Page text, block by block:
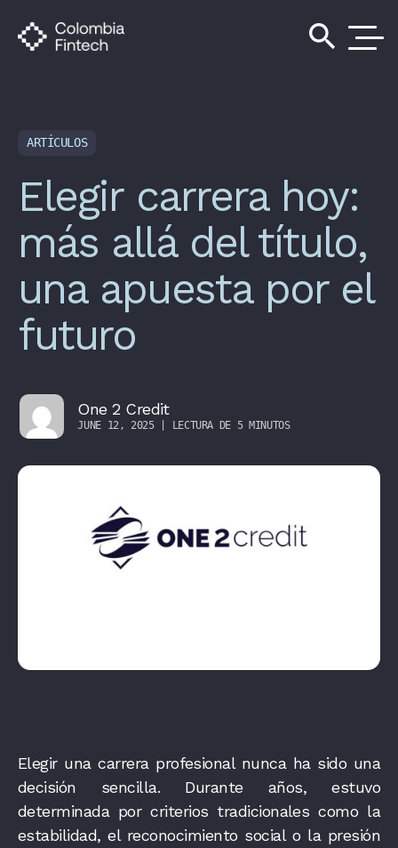
search
ARTÍCULOS
Elegir carrera hoy:
más allá del título,
una apuesta por el
futuro
One 2 Credit
JUNE 12, 2025 | LECTURA DE 5 MINUTOS
Elegir una carrera profesional nunca ha sido una
decisión sencilla. Durante años, estuvo
determinada por criterios tradicionales como la
estabilidad, el reconocimiento social o la presión